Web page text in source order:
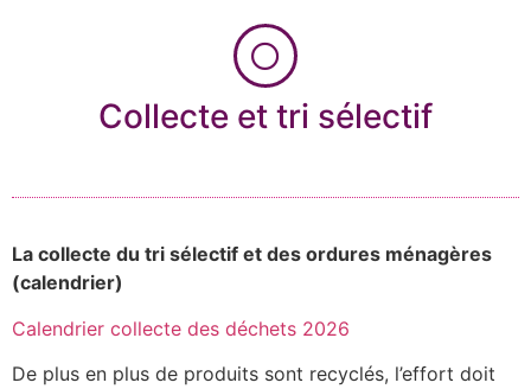
Collecte et tri sélectif
La collecte du tri sélectif et des ordures ménagères
(calendrier)
Calendrier collecte des déchets 2026
De plus en plus de produits sont recyclés, l’effort doit